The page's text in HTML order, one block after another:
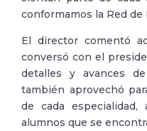
conformamos la Red de
El director comentó
conversó con el
detalles y avances
también aprovechó
de cada
alumnos que se